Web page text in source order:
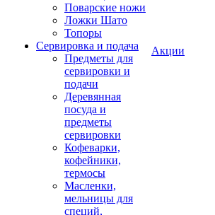
Поварские ножи
Ложки Шато
Топоры
Сервировка и подача
Предметы для
сервировки и
подачи
Деревянная
посуда и
предметы
сервировки
Кофеварки,
кофейники,
термосы
Масленки,
мельницы для
специй,
Акции